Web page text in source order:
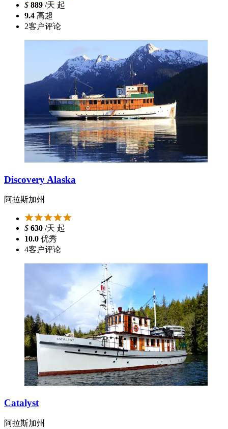
$ 889 /天 起
9.4 高超
2客户评论
Discovery Alaska
阿拉斯加州
$ 630 /天 起
10.0 优秀
4客户评论
Catalyst
阿拉斯加州